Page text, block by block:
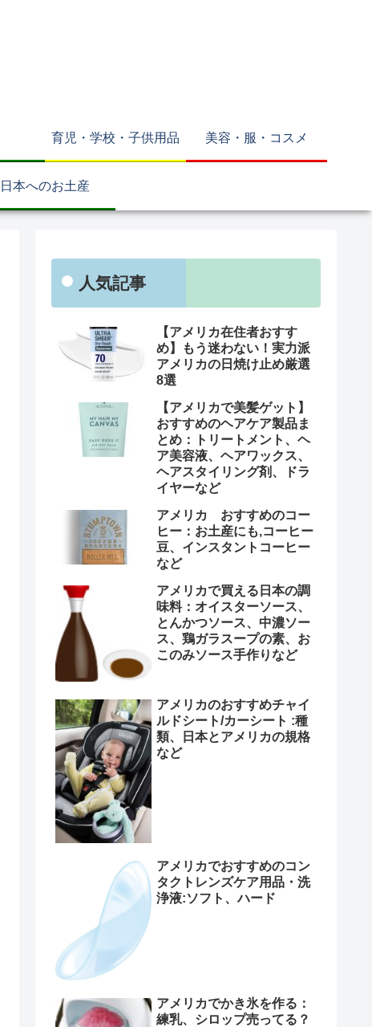
育児・学校・子供用品 美容・服・コスメ
日本へのお土産
人気記事
【アメリカ在住者おすす
め】もう迷わない！実力派
アメリカの日焼け止め厳選
8選
【アメリカで美髪ゲット】
おすすめのヘアケア製品ま
とめ：トリートメント、ヘ
ア美容液、ヘアワックス、
ヘアスタイリング剤、ドラ
イヤーなど
アメリカ おすすめのコー
ヒー：お土産にも,コーヒー
豆、インスタントコーヒー
など
アメリカで買える日本の調
味料：オイスターソース、
とんかつソース、中濃ソー
ス、鶏ガラスープの素、お
このみソース手作りなど
アメリカのおすすめチャイ
ルドシート/カーシート :種
類、日本とアメリカの規格
など
アメリカでおすすめのコン
タクトレンズケア用品・洗
浄液:ソフト、ハード
アメリカでかき氷を作る：
練乳、シロップ売ってる？